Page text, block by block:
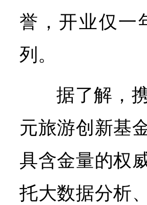
誉，开业仅一
列。
据了解，
元旅游创新基
具含金量的权
托大数据分析